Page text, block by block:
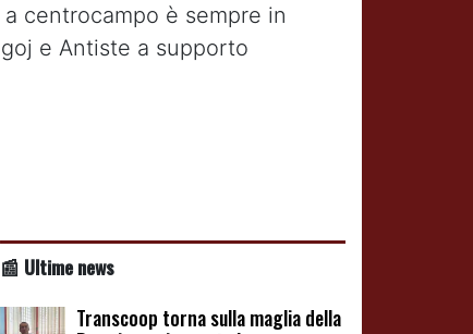
centrocampo è sempre in
e Antiste a supporto
📰 Ultime news
Transcoop torna sulla maglia della